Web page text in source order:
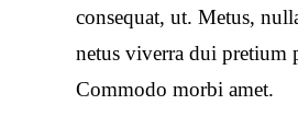
consequat, ut. Metus,
netus viverra dui pretium
Commodo morbi amet.